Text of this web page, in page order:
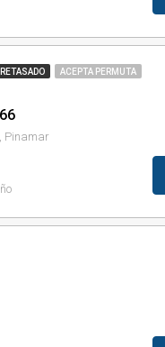
RETASADO
ACEPTA PERMUTA
Pinamar